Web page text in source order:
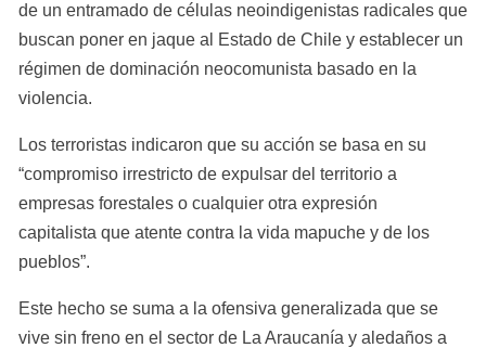
de un entramado de células neoindigenistas radicales que
buscan poner en jaque al Estado de Chile y establecer un
régimen de dominación neocomunista basado en la
violencia.
Los terroristas indicaron que su acción se basa en su
“compromiso irrestricto de expulsar del territorio a
empresas forestales o cualquier otra expresión
capitalista que atente contra la vida mapuche y de los
pueblos”.
Este hecho se suma a la ofensiva generalizada que se
vive sin freno en el sector de La Araucanía y aledaños a